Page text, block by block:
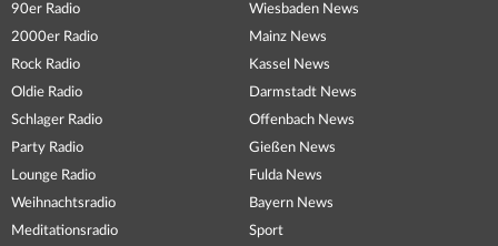
90er Radio
2000er Radio
Rock Radio
Oldie Radio
Schlager Radio
Party Radio
Lounge Radio
Weihnachtsradio
Meditationsradio
Wiesbaden News
Mainz News
Kassel News
Darmstadt News
Offenbach News
Gießen News
Fulda News
Bayern News
Sport